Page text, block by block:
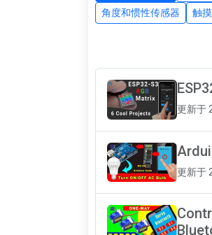
角度和惯性传感器
触
更新于
更新于